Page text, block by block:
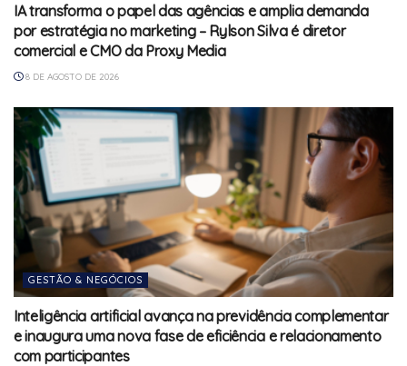
IA transforma o papel das agências e amplia demanda
por estratégia no marketing – Rylson Silva é diretor
comercial e CMO da Proxy Media
8 DE AGOSTO DE 2026
GESTÃO & NEGÓCIOS
Inteligência artificial avança na previdência complementar
e inaugura uma nova fase de eficiência e relacionamento
com participantes